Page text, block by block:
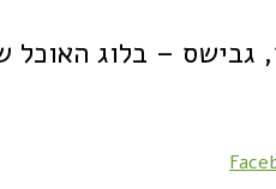
גבישס – בלוג האוכל